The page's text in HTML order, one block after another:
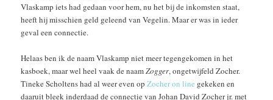
Vlaskamp iets had gedaan voor hem, nu het bij de inkomsten staat,
heeft hij misschien geld geleend van Vegelin. Maar er was in ieder
geval een connectie.
Helaas ben ik de naam Vlaskamp niet meer tegengekomen in het
kasboek, maar wel heel vaak de naamZogger, ongetwijfeld Zocher.
Tineke Scholtens had al weer even opZocher on line gekeken en
daaruit bleek inderdaad de connectie van Johan David Zocher jr. met